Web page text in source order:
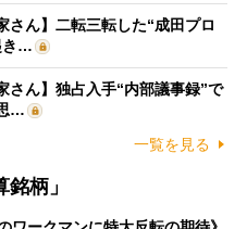
さん】二転三転した“成田プロ
き…
さん】独占入手“内部議事録”で
…
一覧を見る
柄」